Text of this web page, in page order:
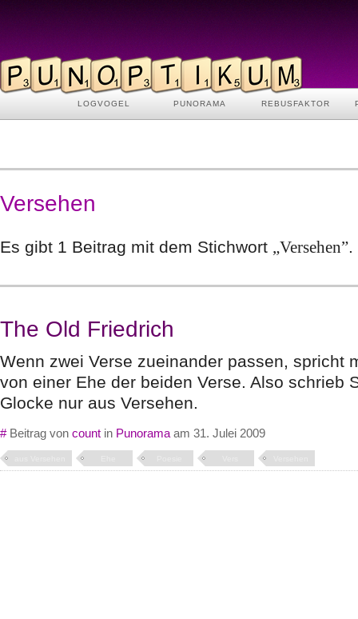
LOGVOGEL PUNORAMA REBUSFAKTOR
Versehen
Es gibt 1 Beitrag mit dem Stichwort „Versehen”.
The Old Friedrich
Wenn zwei Verse zueinander passen, spricht
von einer Ehe der beiden Verse. Also schrieb
Glocke nur aus Versehen.
#Beitrag von count in Punorama am 31. Julei 2009